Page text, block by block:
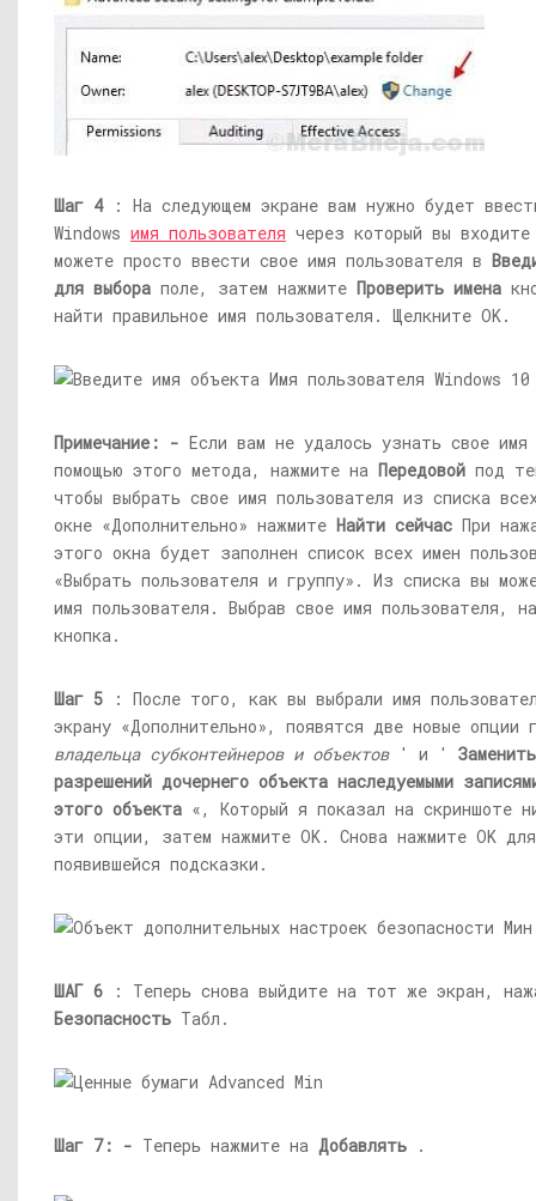
Шаг 4: На следующем экране вам нужно будет
Windows имя пользователя через который вы
можете просто ввести свое имя пользователя в
для выбора поле, затем нажмите Проверить имена
найти правильное имя пользователя. Щелкните OK.
Примечание: - Если вам не удалось узнать свое имя
помощью этого метода, нажмите на Передовой под
чтобы выбрать свое имя пользователя из списка
окне «Дополнительно» нажмите Найти сейчас При
этого окна будет заполнен список всех имен
«Выбрать пользователя и группу». Из списка вы
имя пользователя. Выбрав свое имя пользователя,
кнопка.
Шаг 5 : После того, как вы выбрали имя
экрану «Дополнительно», появятся две новые
владельца субконтейнеров и объектов' и '
разрешений дочернего объекта наследуемыми
этого объекта «, Который я показал на скриншоте
эти опции, затем нажмите OK. Снова нажмите OK
появившейся подсказки.
ШАГ 6 : Теперь снова выйдите на тот же экран,
Безопасность Табл.
Шаг 7: - Теперь нажмите на Добавлять .